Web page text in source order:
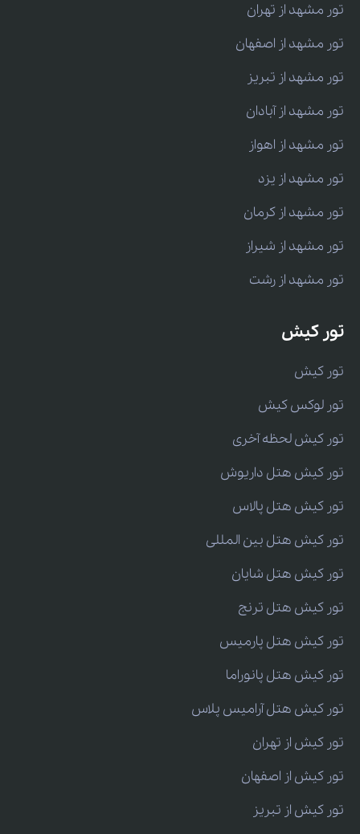
تور مشهد از تهران
تور مشهد از اصفهان
تور مشهد از تبریز
تور مشهد از آبادان
تور مشهد از اهواز
تور مشهد از یزد
تور مشهد از کرمان
تور مشهد از شیراز
تور مشهد از رشت
تور کیش
تور کیش
تور لوکس کیش
تور کیش لحظه آخری
تور کیش هتل داریوش
تور کیش هتل پالاس
تور کیش هتل بین المللی
تور کیش هتل شایان
تور کیش هتل ترنج
تور کیش هتل پارمیس
تور کیش هتل پانوراما
تور کیش هتل آرامیس پلاس
تور کیش از تهران
تور کیش از اصفهان
تور کیش از تبریز